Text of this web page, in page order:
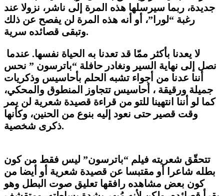
جديدة، ربما سيرسلها هذه المرة إلى ناشر، نزولا عند
رغبة “لورا”، أو أنه هذه المرة لن يفصح عن ذلك
وتبقى قصائده سرية.
نصل إلى نهاية السير ونغادر حافلة “باترسون ” نحس
أننا عدنا من أجواء تشبه الحلم بأحاسيس وذكريات
جميلة ورقيقة ، أحاسيس تتجاوز المنطوق والمحكي،
كما لو أننا انتهينا للتو من قراءة قصيدة شعرية لن يمر
وقت قصير حتى نعود إليه بنوع من الحنين، وكأنها
ذكرى شخصية.
تتحقّق شعريته فيلم “باترسون” ليس فقط من كون
بطله شاعرا أو مقتبسا عن قصيدة شعرية أو أيضا من
كون بعض مشاهده رافقها تعليق صوت البطل وهو